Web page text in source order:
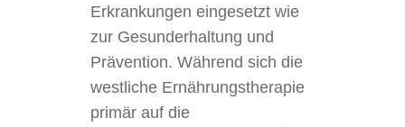
Erkrankungen eingesetzt wie
zur Gesunderhaltung und
Prävention. Während sich die
westliche Ernährungstherapie
primär auf die